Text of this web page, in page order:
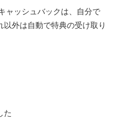
ャッシュバックは、自分で
外は自動で特典の受け取り
た